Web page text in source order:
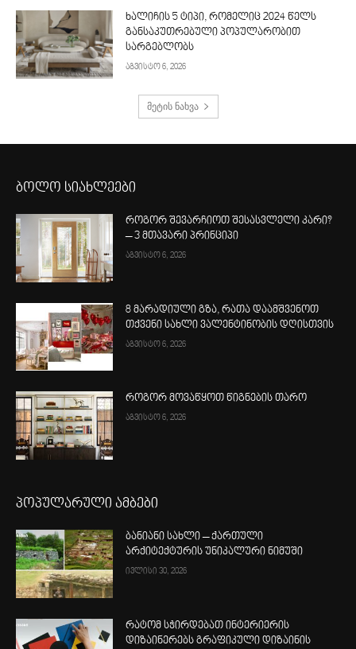
ხალიჩის 5 ტიპი, რომელიც 2024 წელს
განსაკუთრებული პოპულარობით
სარგებლობს
აგვისტო 6, 2026
მეტის ნახვა
ბოლო სიახლეები
როგორ შევარჩიოთ შესასვლელი კარი?
– 3 მთავარი პრინციპი
აგვისტო 6, 2026
8 მარადიული გზა, რათა დაამშვენოთ
თქვენი სახლი ვალენტინობის დღისთვის
აგვისტო 6, 2026
როგორ მოვაწყოთ წიგნების თარო
აგვისტო 6, 2026
პოპულარული ამბები
ბანიანი სახლი – ქართული
არქიტექტურის უნიკალური ნიმუში
ივლისი 30, 2026
რატომ სჭირდებათ ინტერიერის
დიზაინერებს გრაფიკული დიზაინის